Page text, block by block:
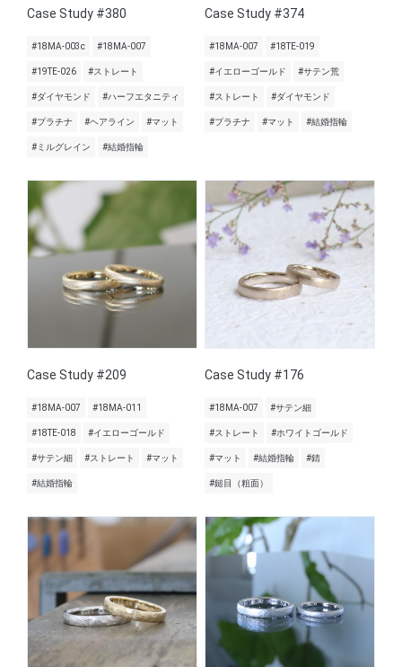
Case Study #380
#18MA-003c #18MA-007
#19TE-026 #ストレート
#ダイヤモンド #ハーフエタニティ
#プラチナ #ヘアライン #マット
#ミルグレイン #結婚指輪
Case Study #374
#18MA-007 #18TE-019
#イエローゴールド #サテン荒
#ストレート #ダイヤモンド
#プラチナ #マット #結婚指輪
Case Study #209
#18MA-007 #18MA-011
#18TE-018 #イエローゴールド
#サテン細 #ストレート #マット
#結婚指輪
Case Study #176
#18MA-007 #サテン細
#ストレート #ホワイトゴールド
#マット #結婚指輪 #錆
#鎚目（粗面）